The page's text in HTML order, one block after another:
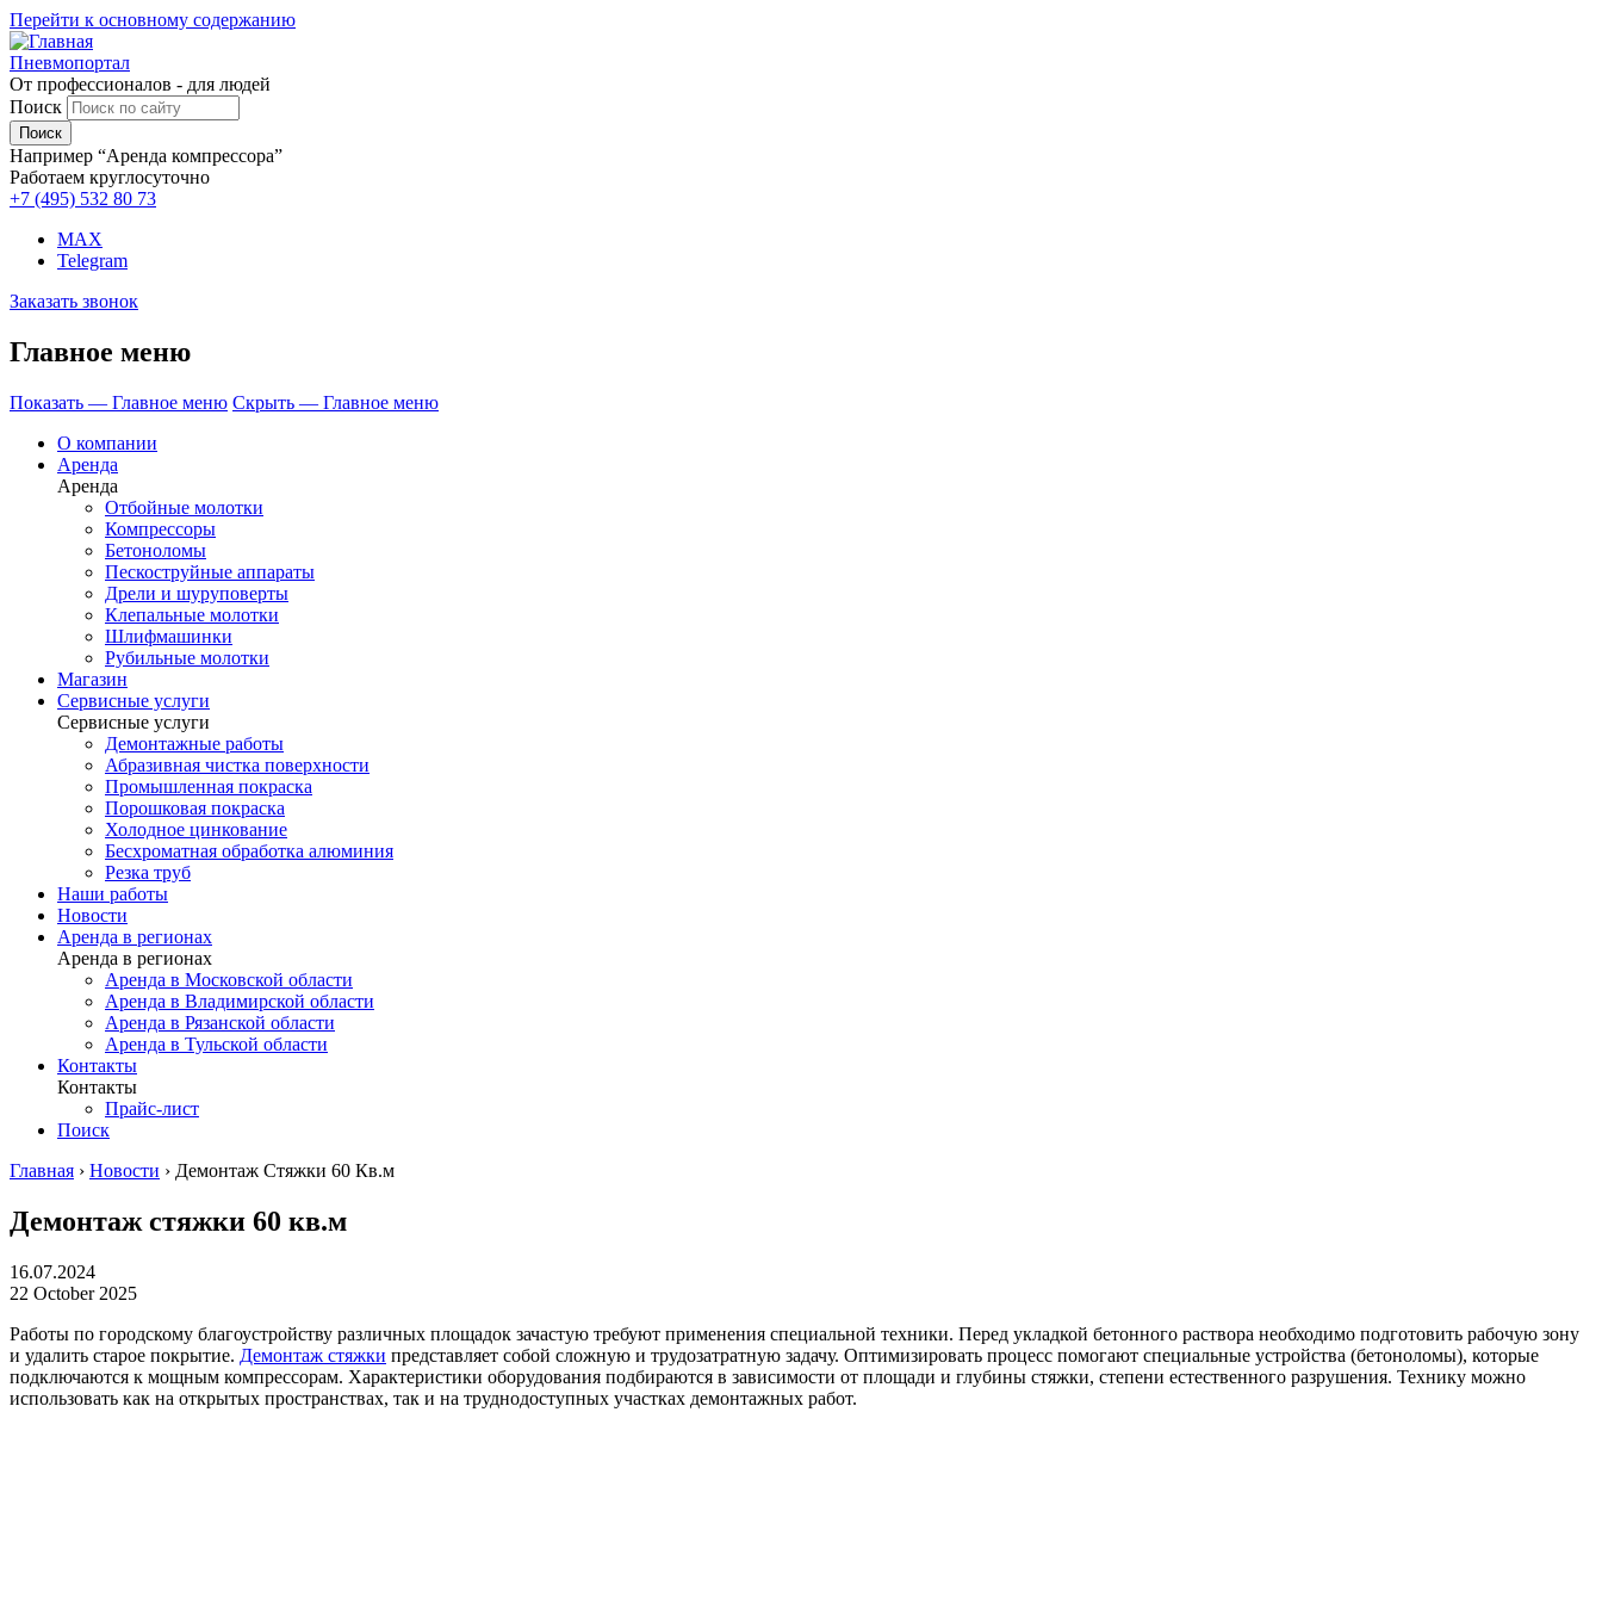
Перейти к основному содержанию
Пневмопортал
От профессионалов - для людей
Поиск
Например “Аренда компрессора”
Работаем круглосуточно
+7 (495) 532 80 73
MAX
Telegram
Заказать звонок
Главное меню
Показать — Главное меню Скрыть — Главное меню
О компании
Аренда
Аренда
Отбойные молотки
Компрессоры
Бетоноломы
Пескоструйные аппараты
Дрели и шуруповерты
Клепальные молотки
Шлифмашинки
Рубильные молотки
Магазин
Сервисные услуги
Сервисные услуги
Демонтажные работы
Абразивная чистка поверхности
Промышленная покраска
Порошковая покраска
Холодное цинкование
Бесхроматная обработка алюминия
Резка труб
Наши работы
Новости
Аренда в регионах
Аренда в регионах
Аренда в Московской области
Аренда в Владимирской области
Аренда в Рязанской области
Аренда в Тульской области
Контакты
Контакты
Прайс-лист
Поиск
Главная › Новости › Демонтаж Стяжки 60 Кв.м
Демонтаж стяжки 60 кв.м
16.07.2024
22 October 2025
Работы по городскому благоустройству различных площадок зачастую требуют применения специальной техники. Перед укладкой бетонного раствора необходимо подготовить рабочую зону
и удалить старое покрытие. Демонтаж стяжки представляет собой сложную и трудозатратную задачу. Оптимизировать процесс помогают специальные устройства (бетоноломы), которые
подключаются к мощным компрессорам. Характеристики оборудования подбираются в зависимости от площади и глубины стяжки, степени естественного разрушения. Технику можно
использовать как на открытых пространствах, так и на труднодоступных участках демонтажных работ.